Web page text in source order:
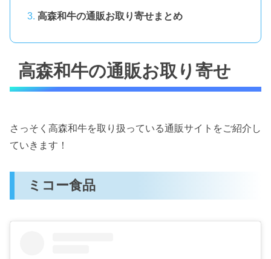
高森和牛の通販お取り寄せまとめ
高森和牛の通販お取り寄せ
さっそく高森和牛を取り扱っている通販サイトをご紹介し
ていきます！
ミコー食品